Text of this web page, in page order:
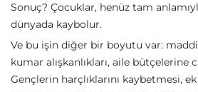
Sonuç? Çocuklar, henüz tam
dünyada kaybolur.
Ve bu işin diğer bir boyutu var:
kumar alışkanlıkları, aile bütçelerine
Gençlerin harçlıklarını kaybetmesi,